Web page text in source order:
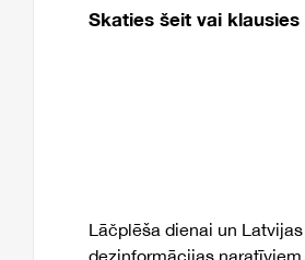
Skaties šeit vai klausies
Lāčplēša dienai un
dezinformācijas